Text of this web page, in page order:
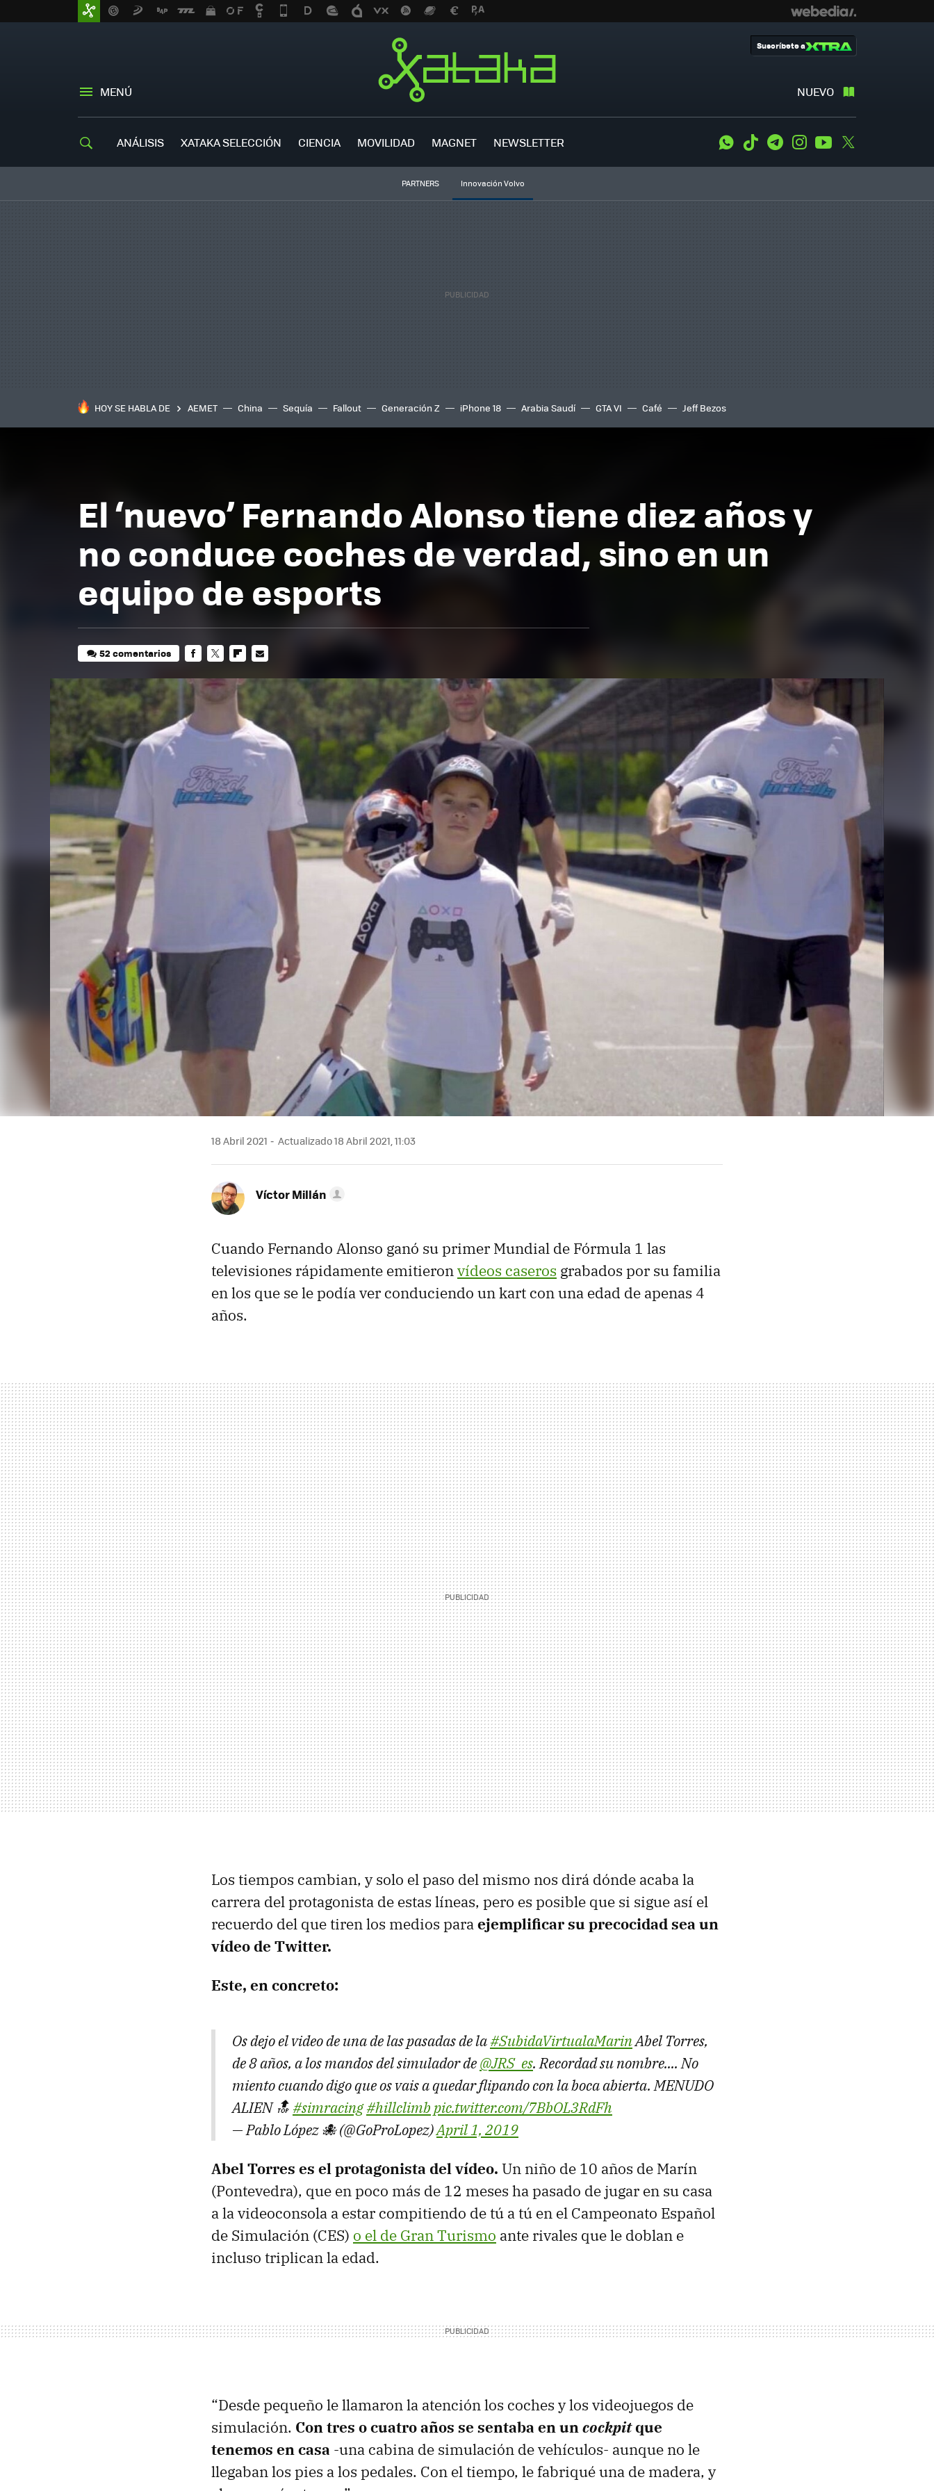
MENÚ NUEVO
Suscríbete a
ANÁLISIS XATAKA SELECCIÓN CIENCIA MOVILIDAD MAGNET NEWSLETTER WhatsApp
Tiktok TelegramInstagramYoutube
PARTNERS Innovación Volvo
HOY SE HABLA DE AEMET China Sequía Fallout Generación Z iPhone 18 Arabia Saudí GTA VI Café Jeff Bezos
El ‘nuevo’ Fernando Alonso tiene diez años y
no conduce coches de verdad, sino en un
equipo de esports
52 comentarios
MAIL
18 Abril 2021 Actualizado 18 Abril 2021, 11:03
Víctor Millán
Cuando Fernando Alonso ganó su primer Mundial de Fórmula 1 las
televisiones rápidamente emitieronvídeos caseros grabados por su familia
en los que se le podía ver conduciendo un kart con una edad de apenas 4
años.
Los tiempos cambian, y solo el paso del mismo nos dirá dónde acaba la
carrera del protagonista de estas líneas, pero es posible que si sigue así el
recuerdo del que tiren los medios paraejemplificar su precocidad sea un
vídeo de Twitter.
Este, en concreto:
Os dejo el video de una de las pasadas de la#SubidaVirtualaMarinAbel Torres,
de 8 años, a los mandos del simulador de@JRS_es. Recordad su nombre.... No
miento cuando digo que os vais a quedar flipando con la boca abierta. MENUDO
ALIEN 🔝 #simracing#hillclimbpic.twitter.com/7BbOL3RdFh
— Pablo López 🐙 (@GoProLopez)April 1, 2019
Abel Torres es el protagonista del vídeo. Un niño de 10 años de Marín
(Pontevedra), que en poco más de 12 meses ha pasado de jugar en su casa
a la videoconsola a estar compitiendo de tú a tú en el Campeonato Español
de Simulación (CES) o el de Gran Turismo ante rivales que le doblan e
incluso triplican la edad.
“Desde pequeño le llamaron la atención los coches y los videojuegos de
simulación. Con tres o cuatro años se sentaba en uncockpitque
tenemos en casa -una cabina de simulación de vehículos- aunque no le
llegaban los pies a los pedales. Con el tiempo, le fabriqué una de madera, y